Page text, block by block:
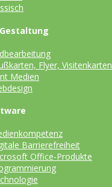
Flyer, Visitenkarten
Medien
Barrierefreiheit
Office-Produkte